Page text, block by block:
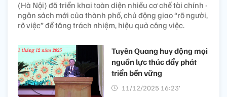
(Hà Nội) đã triển khai toàn diện nhiều cơ chế tài chính -
ngân sách mới của thành phố, chủ động giao “rõ người,
rõ việc” để tăng trách nhiệm, hiệu quả công việc.
Tuyên Quang huy động mọi
nguồn lực thúc đẩy phát
triển bền vững
11/12/2025 16:23’